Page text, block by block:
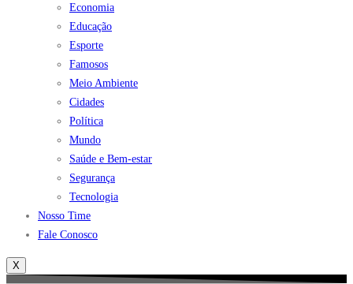
Economia
Educação
Esporte
Famosos
Meio Ambiente
Cidades
Política
Mundo
Saúde e Bem-estar
Segurança
Tecnologia
Nosso Time
Fale Conosco
X